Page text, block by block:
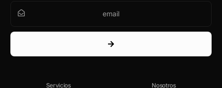
Servicios Nosotros